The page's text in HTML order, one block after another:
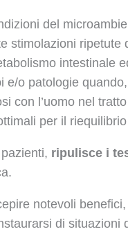
del
stimolazioni
intestinale
o patologie
con l’uomo nel
per il
ripulisce i
notevoli
di situazioni